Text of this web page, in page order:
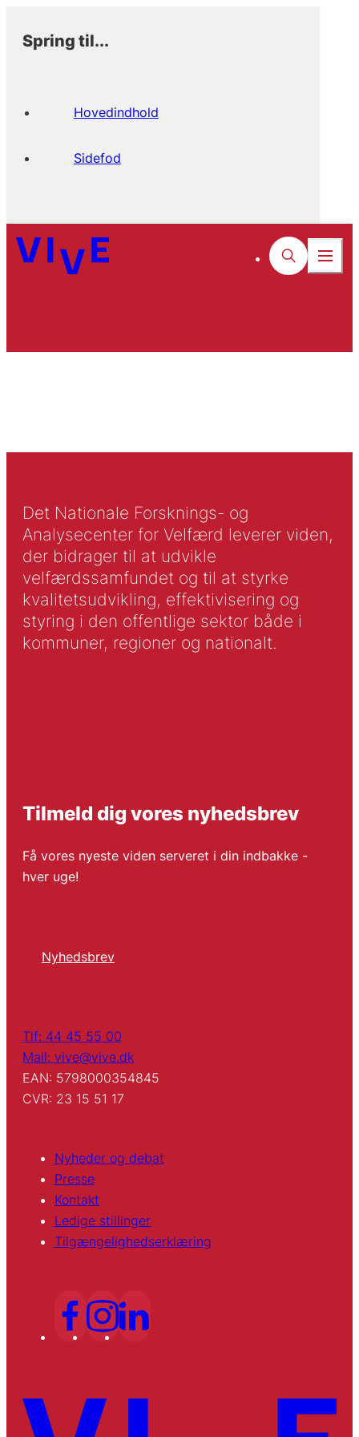
Spring til...
Hovedindhold
Sidefod
Det Nationale Forsknings- og
Analysecenter for Velfærd leverer viden,
der bidrager til at udvikle
velfærdssamfundet og til at styrke
kvalitetsudvikling, effektivisering og
styring i den offentlige sektor både i
kommuner, regioner og nationalt.
Tilmeld dig vores nyhedsbrev
Få vores nyeste viden serveret i din indbakke -
hver uge!
Nyhedsbrev
Tlf: 44 45 55 00
Mail: vive@vive.dk
EAN: 5798000354845
CVR: 23 15 51 17
Nyheder og debat
Presse
Kontakt
Ledige stillinger
Tilgængelighedserklæring